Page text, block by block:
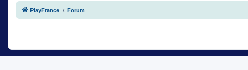
PlayFrance Forum